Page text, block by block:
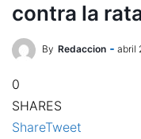
contra la
By Redaccion abril
0
SHARES
ShareTweet